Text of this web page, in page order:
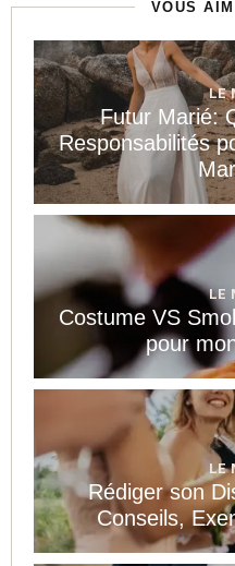
VOUS
LE
Futur Marié:
Responsabilités
LE
Costume VS
pour
LE
Rédiger son
Conseils,